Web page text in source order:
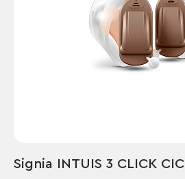
Signia INTUIS 3 CLICK CIC